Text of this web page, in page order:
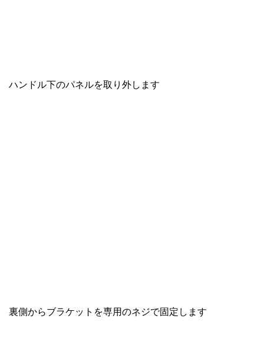
ハンドル下のパネルを取り外します
裏側からブラケットを専用のネジで固定します